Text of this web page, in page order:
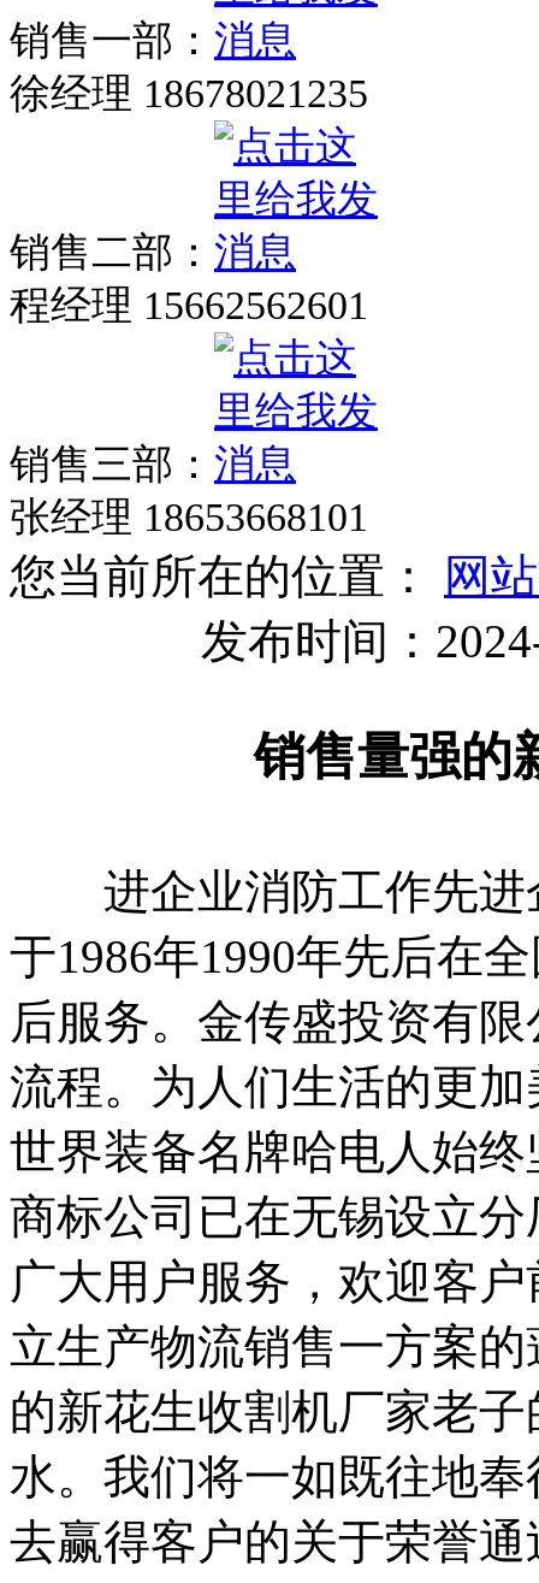
销售一部：
徐经理 18678021235
销售二部：
程经理 15662562601
销售三部：
张经理 18653668101
您当前所在的位置：
网
发布时间：
销售量强的
进企业消防工作先进
于1986年1990年先后在
后服务。金传盛投资有
流程。为人们生活的更
世界装备名牌哈电人始
商标公司已在无锡设立
广大用户服务，欢迎客
立生产物流销售一方案
的新花生收割机厂家老
水。我们将一如既往地
去赢得客户的关于荣誉